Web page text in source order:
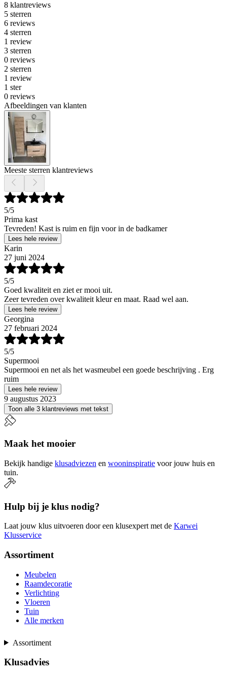
8 klantreviews
5 sterren
6 reviews
4 sterren
1 review
3 sterren
0 reviews
2 sterren
1 review
1 ster
0 reviews
Afbeeldingen van klanten
Meeste sterren klantreviews
5/5
Prima kast
Tevreden! Kast is ruim en fijn voor in de badkamer
Lees hele review
Karin
27 juni 2024
5/5
Goed kwaliteit en ziet er mooi uit.
Zeer tevreden over kwaliteit kleur en maat. Raad wel aan.
Lees hele review
Georgina
27 februari 2024
5/5
Supermooi
Supermooi en net als het wasmeubel een goede beschrijving . Erg
ruim
Lees hele review
9 augustus 2023
Toon alle 3 klantreviews met tekst
Maak het mooier
Bekijk handige klusadviezen en wooninspiratie voor jouw huis en
tuin.
Hulp bij je klus nodig?
Laat jouw klus uitvoeren door een klusexpert met de Karwei
Klusservice
Assortiment
Meubelen
Raamdecoratie
Verlichting
Vloeren
Tuin
Alle merken
Assortiment
Klusadvies